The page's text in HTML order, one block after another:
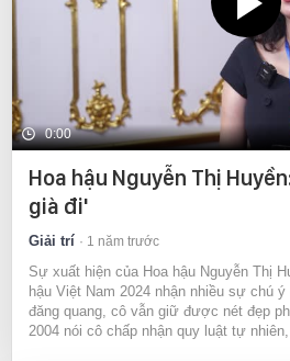
0:00
Hoa hậu Nguyễn Thị
già đi'
Giải trí 1 năm trước
Sự xuất hiện của Hoa hậu Nguyễn Thị
hậu Việt Nam 2024 nhận nhiều sự chú
đăng quang, cô vẫn giữ được nét đẹp
2004 nói cô chấp nhận quy luật tự